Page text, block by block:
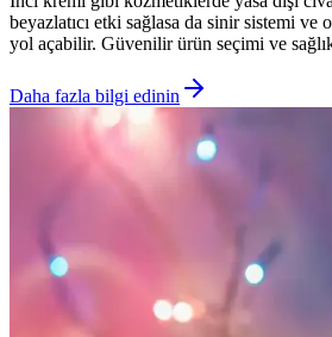
beyazlatıcı etki sağlasa da sinir sistemi ve
yol açabilir. Güvenilir ürün seçimi ve
Daha fazla bilgi edinin